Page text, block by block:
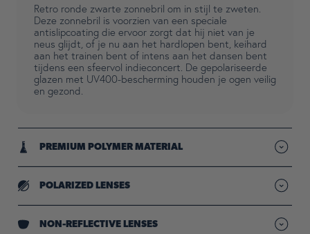
Retro ronde zwarte zonnebril om in stijl te zweten.
Deze zonnebril is voorzien van een speciale
antislipcoating die ervoor zorgt dat hij niet van je
neus glijdt, of je nu aan het hardlopen bent, keihard
aan het trainen bent of intens aan het dansen bent
tijdens een sfeervol indieconcert. De gepolariseerde
glazen met UV400-bescherming houden je ogen veilig
en gezond.
PREMIUM POLYMER MATERIAL
Lightweight frames designed for durability
POLARIZED LENSES
Reduced glare so your vision stays sharp & clear"
NON-REFLECTIVE LENSES